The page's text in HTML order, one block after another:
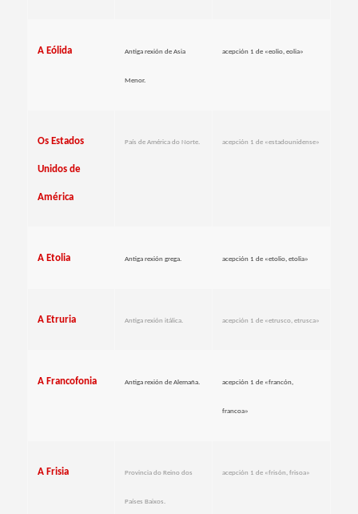
A Eólida Antiga rexión de Asia
Menor.
acepción 1 de «eolio, eolia»
Os Estados
Unidos de
América
País de América do Norte. acepción 1 de «estadounidense»
A Etolia Antiga rexión grega. acepción 1 de «etolio, etolia»
A Etruria Antiga rexión itálica. acepción 1 de «etrusco, etrusca»
A Francofonia Antiga rexión de Alemaña. acepción 1 de «francón,
francoa»
A Frisia Provincia do Reino dos
Países Baixos.
acepción 1 de «frisón, frisoa»